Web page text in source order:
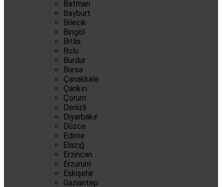
Batman
Bayburt
Bilecik
Bingöl
Bitlis
Bolu
Burdur
Bursa
Çanakkale
Çankırı
Çorum
Denizli
Diyarbakır
Düzce
Edirne
Elazığ
Erzincan
Erzurum
Eskişehir
Gaziantep